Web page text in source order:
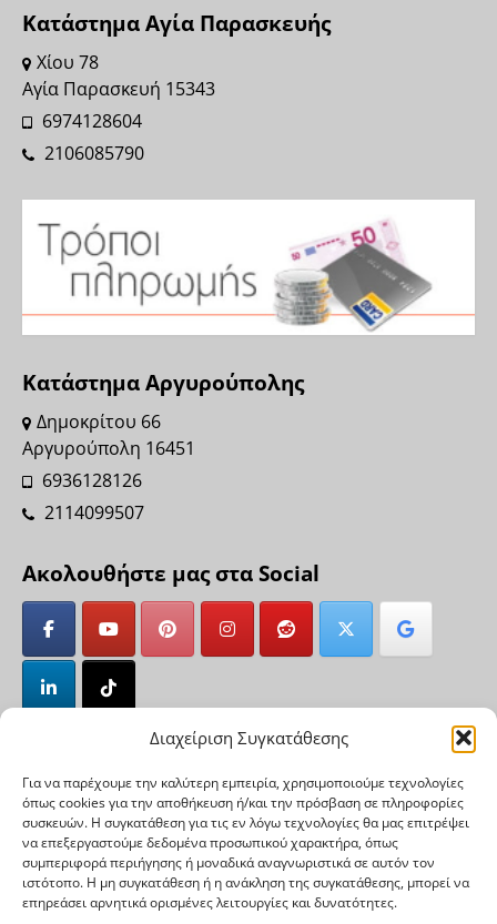
Διαχείριση Συγκατάθεσης
Για να παρέχουμε την καλύτερη εμπειρία, χρησιμοποιούμε τεχνολογίες
όπως cookies για την αποθήκευση ή/και την πρόσβαση σε πληροφορίες
συσκευών. Η συγκατάθεση για τις εν λόγω τεχνολογίες θα μας επιτρέψει
να επεξεργαστούμε δεδομένα προσωπικού χαρακτήρα, όπως
συμπεριφορά περιήγησης ή μοναδικά αναγνωριστικά σε αυτόν τον
ιστότοπο. Η μη συγκατάθεση ή η ανάκληση της συγκατάθεσης, μπορεί να
επηρεάσει αρνητικά ορισμένες λειτουργίες και δυνατότητες.
Κατάστημα Αγία Παρασκευής
Χίου 78
Αγία Παρασκευή 15343
6974128604
2106085790
Κατάστημα Αργυρούπολης
Δημοκρίτου 66
Αργυρούπολη 16451
6936128126
2114099507
Ακολουθήστε μας στα Social
JEROTECH Πολιτική Επιστροφών-Αλλαγών